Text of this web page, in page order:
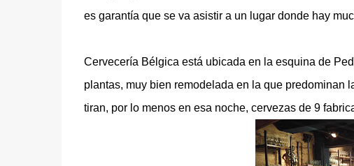
es garantía que se va asistir a un lugar donde hay
Cervecería Bélgica está ubicada en la esquina de
plantas, muy bien remodelada en la que predominan
tiran, por lo menos en esa noche, cervezas de 9